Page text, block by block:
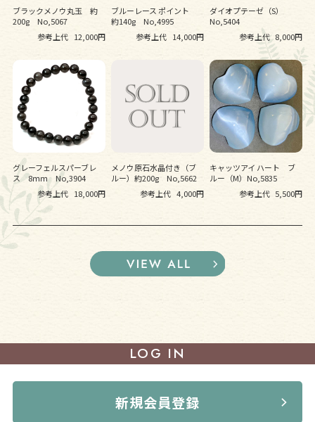
ブラックメノウ丸玉 約
200g No,5067
参考上代 12,000円
ブルーレース ポイント
約140g No,4995
参考上代 14,000円
ダイオプテーゼ（S）
No,5404
参考上代 8,000円
グレーフェルスパーブレ
ス 8ｍｍ No,3904
参考上代 18,000円
メノウ原石水晶付き（ブ
ルー）約200g No,5662
参考上代 4,000円
キャッツアイ ハート ブ
ルー（M）No,5835
参考上代 5,500円
LOG IN
新規会員登録